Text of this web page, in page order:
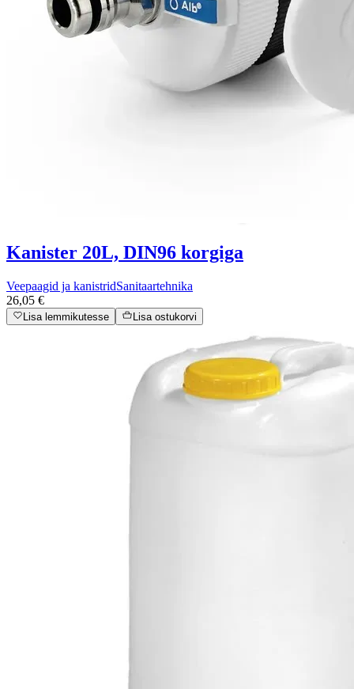
Kanister 20L, DIN96 korgiga
Veepaagid ja kanistridSanitaartehnika
26,05 €
Lisa lemmikutesse Lisa ostukorvi